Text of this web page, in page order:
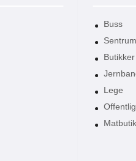
Buss
Sentrum
Butikker
Lege